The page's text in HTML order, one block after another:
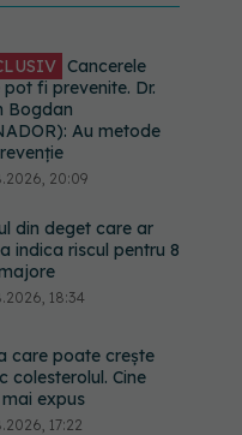
Cancerele
pot fi prevenite. Dr.
Bogdan
Au metode
20:09
din deget care ar
indica riscul pentru 8
18:34
care poate crește
colesterolul. Cine
expus
17:22